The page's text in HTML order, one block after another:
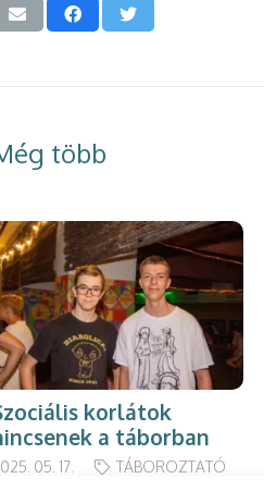
több
korlátok
a táborban
05. 17. TÁBOROZTATÓ